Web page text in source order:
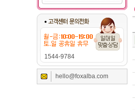
1544-9784
hello@foxalba.com